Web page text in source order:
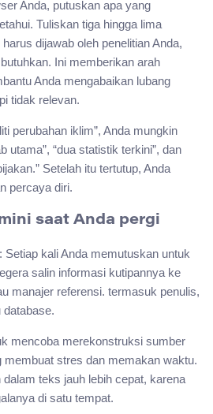
Anda, putuskan apa yang
Tuliskan tiga hingga lima
dijawab oleh penelitian Anda,
Ini memberikan arah
Anda mengabaikan lubang
tidak relevan.
perubahan iklim”, Anda mungkin
utama”, “dua statistik terkini”, dan
Setelah itu tertutup, Anda
percaya diri.
saat Anda pergi
Setiap kali Anda memutuskan untuk
salin informasi kutipannya ke
manajer referensi. termasuk penulis,
database.
mencoba merekonstruksi sumber
membuat stres dan memakan waktu.
teks jauh lebih cepat, karena
di satu tempat.